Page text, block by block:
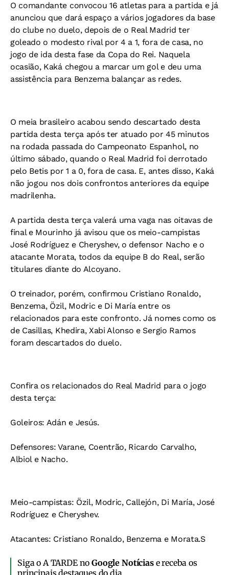
O comandante convocou 16 atletas para a partida e já
anunciou que dará espaço a vários jogadores da base
do clube no duelo, depois de o Real Madrid ter
goleado o modesto rival por 4 a 1, fora de casa, no
jogo de ida desta fase da Copa do Rei. Naquela
ocasião, Kaká chegou a marcar um gol e deu uma
assistência para Benzema balançar as redes.
O meia brasileiro acabou sendo descartado desta
partida desta terça após ter atuado por 45 minutos
na rodada passada do Campeonato Espanhol, no
último sábado, quando o Real Madrid foi derrotado
pelo Betis por 1 a 0, fora de casa. E, antes disso, Kaká
não jogou nos dois confrontos anteriores da equipe
madrilenha.
A partida desta terça valerá uma vaga nas oitavas de
final e Mourinho já avisou que os meio-campistas
José Rodríguez e Cheryshev, o defensor Nacho e o
atacante Morata, todos da equipe B do Real, serão
titulares diante do Alcoyano.
O treinador, porém, confirmou Cristiano Ronaldo,
Benzema, Özil, Modric e Di María entre os
relacionados para este confronto. Já nomes como os
de Casillas, Khedira, Xabi Alonso e Sergio Ramos
foram descartados do duelo.
Confira os relacionados do Real Madrid para o jogo
desta terça:
Goleiros: Adán e Jesús.
Defensores: Varane, Coentrão, Ricardo Carvalho,
Albiol e Nacho.
Meio-campistas: Özil, Modric, Callejón, Di María, José
Rodríguez e Cheryshev.
Atacantes: Cristiano Ronaldo, Benzema e Morata.S
Siga o A TARDE noGoogle Notíciase receba os
principais destaques do dia.